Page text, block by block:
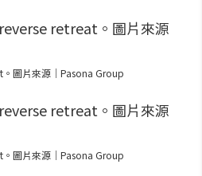
。圖片來源｜Pasona Group
。圖片來源｜Pasona Group